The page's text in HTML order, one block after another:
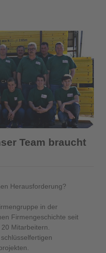
Team braucht
Herausforderung?
in der
Firmengeschichte seit
Mitarbeitern.